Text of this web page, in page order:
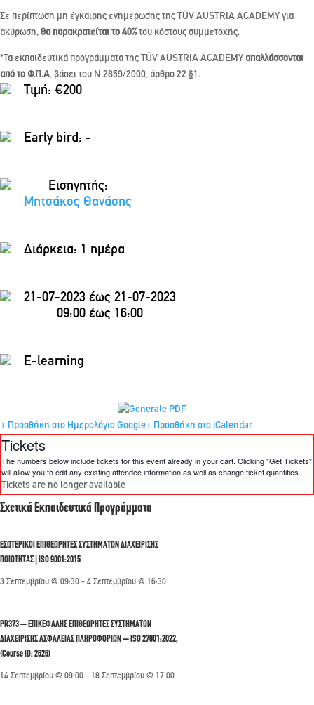
Σε περίπτωση μη έγκαιρης ενημέρωσης της TÜV AUSTRIA ACADEMY για
ακύρωση, θα παρακρατείται το 40% του κόστους συμμετοχής.
*Τα εκπαιδευτικά προγράμματα της TÜV AUSTRIA ACADEMY απαλλάσσονται
από το Φ.Π.Α, βάσει του Ν.2859/2000, άρθρο 22 §1.
Τιμή: €200
Early bird: -
Εισηγητής:
Μητσάκος Θανάσης
Διάρκεια: 1 ημέρα
21-07-2023 έως 21-07-2023
09:00 έως 16:00
E-learning
+ Προσθήκη στο Ημερολόγιο Google+ Προσθήκη στο iCalendar
Tickets
The numbers below include tickets for this event already in your cart. Clicking "Get Tickets"
will allow you to edit any existing attendee information as well as change ticket quantities.
Tickets are no longer available
Σχετικά Εκπαιδευτικά Προγράμματα
ΕΣΩΤΕΡΙΚΟΙ ΕΠΙΘΕΩΡΗΤΕΣ ΣΥΣΤΗΜΑΤΩΝ ΔΙΑΧΕΙΡΙΣΗΣ
ΠΟΙΟΤΗΤΑΣ | ISO 9001:2015
3 Σεπτεμβρίου @ 09:30 - 4 Σεπτεμβρίου @ 16:30
PR373 – ΕΠΙΚΕΦΑΛΗΣ ΕΠΙΘΕΩΡΗΤΕΣ ΣΥΣΤΗΜΑΤΩΝ
ΔΙΑΧΕΙΡΙΣΗΣ ΑΣΦΑΛΕΙΑΣ ΠΛΗΡΟΦΟΡΙΩΝ – ISO 27001:2022,
(Course ID: 2626)
14 Σεπτεμβρίου @ 09:00 - 18 Σεπτεμβρίου @ 17:00